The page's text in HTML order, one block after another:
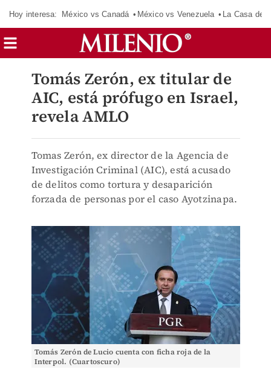
Hoy interesa: México vs Canadá México vs Venezuela La Casa de
Tomás Zerón, ex titular de
AIC, está prófugo en Israel,
revela AMLO
Tomas Zerón, ex director de la Agencia de
Investigación Criminal (AIC), está acusado
de delitos como tortura y desaparición
forzada de personas por el caso Ayotzinapa.
Tomás Zerón de Lucio cuenta con ficha roja de la
Interpol. (Cuartoscuro)